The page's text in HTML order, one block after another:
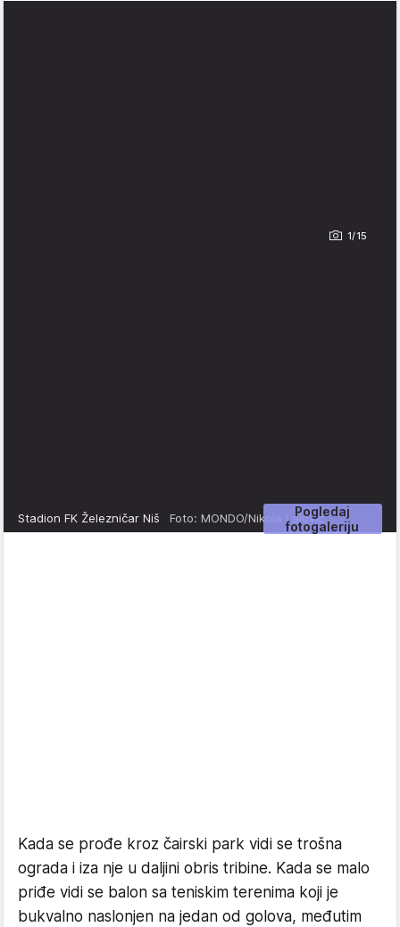
1/15
Pogledaj
fotogaleriju
Stadion FK Železničar Niš Foto: MONDO/Nikola Lalović
Kada se prođe kroz čairski park vidi se trošna
ograda i iza nje u daljini obris tribine. Kada se malo
priđe vidi se balon sa teniskim terenima koji je
bukvalno naslonjen na jedan od golova, međutim